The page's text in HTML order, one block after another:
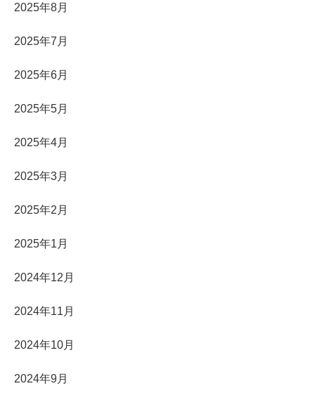
2025年8月
2025年7月
2025年6月
2025年5月
2025年4月
2025年3月
2025年2月
2025年1月
2024年12月
2024年11月
2024年10月
2024年9月